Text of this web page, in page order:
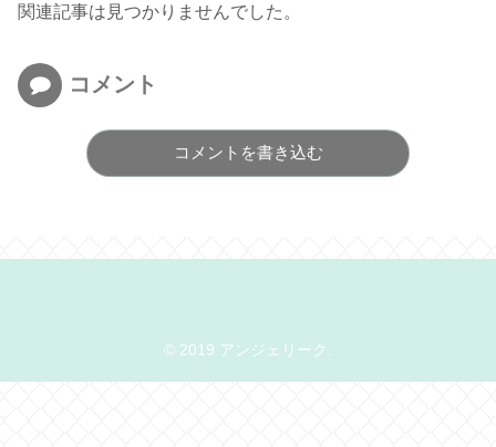
関連記事は見つかりませんでした。
コメント
コメントを書き込む
© 2019 アンジェリーク.